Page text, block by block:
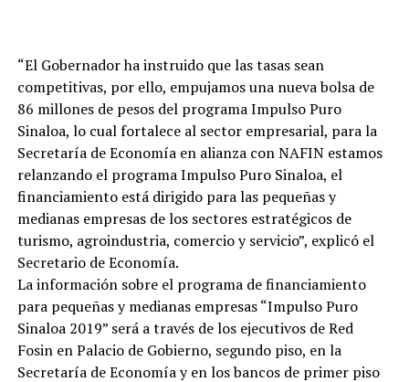
“El Gobernador ha instruido que las tasas sean
competitivas, por ello, empujamos una nueva bolsa de
86 millones de pesos del programa Impulso Puro
Sinaloa, lo cual fortalece al sector empresarial, para la
Secretaría de Economía en alianza con NAFIN estamos
relanzando el programa Impulso Puro Sinaloa, el
financiamiento está dirigido para las pequeñas y
medianas empresas de los sectores estratégicos de
turismo, agroindustria, comercio y servicio”, explicó el
Secretario de Economía.
La información sobre el programa de financiamiento
para pequeñas y medianas empresas “Impulso Puro
Sinaloa 2019” será a través de los ejecutivos de Red
Fosin en Palacio de Gobierno, segundo piso, en la
Secretaría de Economía y en los bancos de primer piso